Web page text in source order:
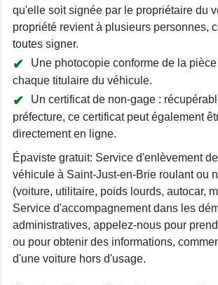
qu'elle soit signée par le propriétaire du
propriété revient à plusieurs personnes,
toutes signer.
Une photocopie conforme de la
chaque titulaire du véhicule.
Un certificat de non-gage :
préfecture, ce certificat peut également
directement en ligne.
Épaviste gratuit: Service d'enlèvement
véhicule à Saint-Just-en-Brie roulant ou
(voiture, utilitaire, poids lourds, autocar,
Service d'accompagnement dans les
administratives, appelez-nous pour
ou pour obtenir des informations,
d'une voiture hors d'usage.